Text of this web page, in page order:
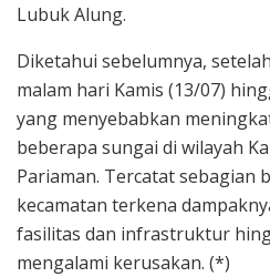
Lubuk Alung.
Diketahui sebelumnya,
malam hari Kamis (13/07)
yang menyebabkan
beberapa sungai di wilayah
Pariaman. Tercatat sebagian
kecamatan terkena
fasilitas dan infrastruktur
mengalami kerusakan. (*)